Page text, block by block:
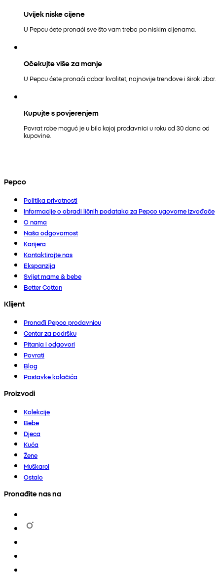
Uvijek niske cijene
U Pepcu ćete pronaći sve što vam treba po niskim cijenama.
Očekujte više za manje
U Pepcu ćete pronaći dobar kvalitet, najnovije trendove i širok izbor.
Kupujte s povjerenjem
Povrat robe moguć je u bilo kojoj prodavnici u roku od 30 dana od
kupovine.
Pepco
Politika privatnosti
Informacije o obradi ličnih podataka za Pepco ugovorne izvođače
O nama
Naša odgovornost
Karijera
Kontaktirajte nas
Ekspanzija
Svijet mame & bebe
Better Cotton
Klijent
Pronađi Pepco prodavnicu
Centar za podršku
Pitanja i odgovori
Povrati
Blog
Postavke kolačića
Proizvodi
Kolekcije
Bebe
Djeca
Kuća
Žene
Muškarci
Ostalo
Pronađite nas na